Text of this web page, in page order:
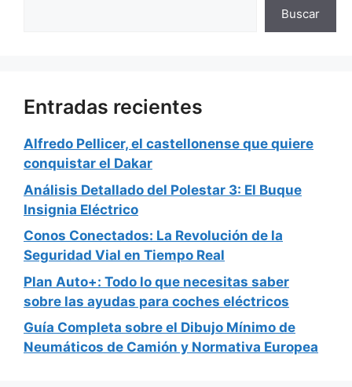
Buscar
Entradas recientes
Alfredo Pellicer, el castellonense que quiere
conquistar el Dakar
Análisis Detallado del Polestar 3: El Buque
Insignia Eléctrico
Conos Conectados: La Revolución de la
Seguridad Vial en Tiempo Real
Plan Auto+: Todo lo que necesitas saber
sobre las ayudas para coches eléctricos
Guía Completa sobre el Dibujo Mínimo de
Neumáticos de Camión y Normativa Europea